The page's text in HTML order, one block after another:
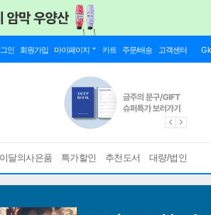
인 회원가입 마이페이지 카트 주문/배송 고객센터
이달의사은품 특가할인 추천도서 대량/법인